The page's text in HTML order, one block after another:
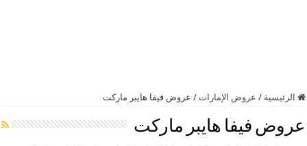
الرئيسية / عروض الإمارات / عروض فيفا هايبر ماركت
عروض فيفا هايبر ماركت